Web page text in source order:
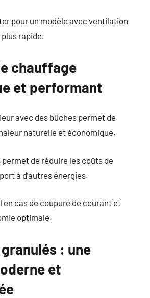
pour un modèle avec ventilation
rapide.
chauffage
et performant
avec des bûches permet de
naturelle et économique.
permet de réduire les coûts de
à d’autres énergies.
cas de coupure de courant et
optimale.
: une
et